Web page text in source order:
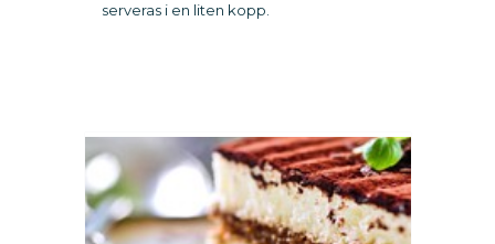
serveras i en liten kopp.